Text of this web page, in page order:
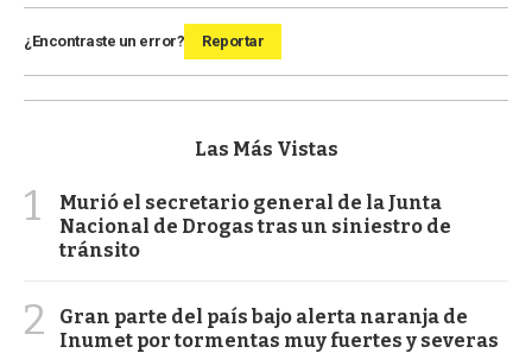
¿Encontraste un error? Reportar
Las Más Vistas
1
Murió el secretario general de la Junta
Nacional de Drogas tras un siniestro de
tránsito
2
Gran parte del país bajo alerta naranja de
Inumet por tormentas muy fuertes y severas